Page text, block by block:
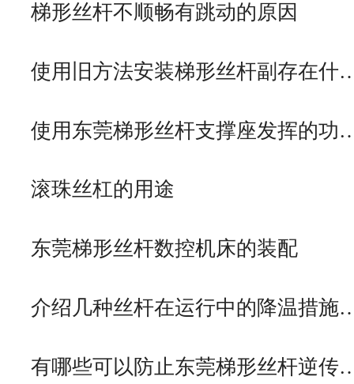
梯形丝杆不顺畅有跳动的原因
使用旧方法安装梯形丝杆副存在什
使用东莞梯形丝杆支撑座发挥的功
滚珠丝杠的用途
东莞梯形丝杆数控机床的装配
介绍几种丝杆在运行中的降温措施
有哪些可以防止东莞梯形丝杆逆传